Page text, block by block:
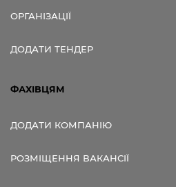
ОРГАНІЗАЦІЇ
ДОДАТИ ТЕНДЕР
ФАХІВЦЯМ
ДОДАТИ КОМПАНІЮ
РОЗМІЩЕННЯ ВАКАНСІЇ